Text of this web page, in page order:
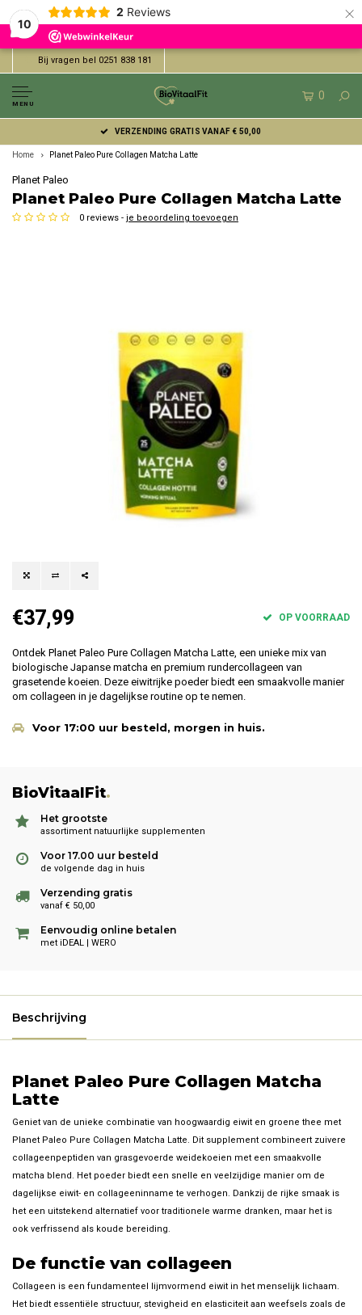
10
2 Reviews ×
Bij vragen bel 0251 838 181
MENU
0
VERZENDING GRATIS VANAF € 50,00
Home Planet Paleo Pure Collagen Matcha Latte
Planet Paleo
Planet Paleo Pure Collagen Matcha Latte
0 reviews - je beoordeling toevoegen
€37,99 OP VOORRAAD
Ontdek Planet Paleo Pure Collagen Matcha Latte, een unieke mix van
biologische Japanse matcha en premium rundercollageen van
grasetende koeien. Deze eiwitrijke poeder biedt een smaakvolle manier
om collageen in je dagelijkse routine op te nemen.
Voor 17:00 uur besteld, morgen in huis.
BioVitaalFit.
Het grootste
assortiment natuurlijke supplementen
Voor 17.00 uur besteld
de volgende dag in huis
Verzending gratis
vanaf € 50,00
Eenvoudig online betalen
met iDEAL | WERO
Beschrijving
Planet Paleo Pure Collagen Matcha
Latte
Geniet van de unieke combinatie van hoogwaardig eiwit en groene thee met
Planet Paleo Pure Collagen Matcha Latte. Dit supplement combineert zuivere
collageenpeptiden van grasgevoerde weidekoeien met een smaakvolle
matcha blend. Het poeder biedt een snelle en veelzijdige manier om de
dagelijkse eiwit- en collageeninname te verhogen. Dankzij de rijke smaak is
het een uitstekend alternatief voor traditionele warme dranken, maar het is
ook verfrissend als koude bereiding.
De functie van collageen
Collageen is een fundamenteel lijmvormend eiwit in het menselijk lichaam.
Het biedt essentiële structuur, stevigheid en elasticiteit aan weefsels zoals de